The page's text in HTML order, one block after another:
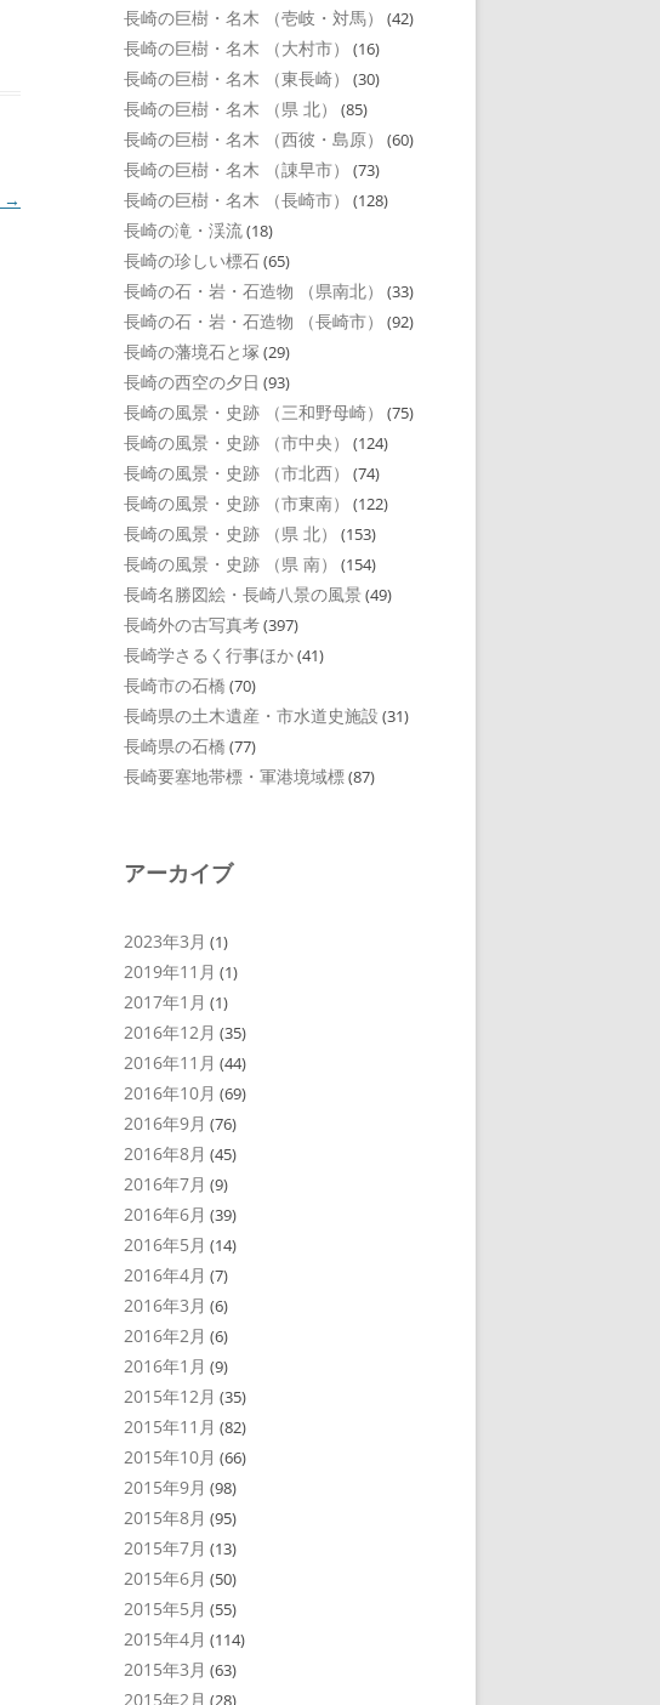
→
長崎の巨樹・名木 （壱岐・対馬） (42)
長崎の巨樹・名木 （大村市） (16)
長崎の巨樹・名木 （東長崎） (30)
長崎の巨樹・名木 （県 北） (85)
長崎の巨樹・名木 （西彼・島原） (60)
長崎の巨樹・名木 （諌早市） (73)
長崎の巨樹・名木 （長崎市） (128)
長崎の滝・渓流(18)
長崎の珍しい標石(65)
長崎の石・岩・石造物 （県南北） (33)
長崎の石・岩・石造物 （長崎市） (92)
長崎の藩境石と塚 (29)
長崎の西空の夕日 (93)
長崎の風景・史跡 （三和野母崎） (75)
長崎の風景・史跡 （市中央） (124)
長崎の風景・史跡 （市北西） (74)
長崎の風景・史跡 （市東南） (122)
長崎の風景・史跡 （県 北） (153)
長崎の風景・史跡 （県 南） (154)
長崎名勝図絵・長崎八景の風景 (49)
長崎外の古写真考(397)
長崎学さるく行事ほか(41)
長崎市の石橋 (70)
長崎県の土木遺産・市水道史施設 (31)
長崎県の石橋 (77)
長崎要塞地帯標・軍港境域標(87)
アーカイブ
2023年3月 (1)
2019年11月 (1)
2017年1月 (1)
2016年12月 (35)
2016年11月 (44)
2016年10月 (69)
2016年9月 (76)
2016年8月 (45)
2016年7月 (9)
2016年6月 (39)
2016年5月 (14)
2016年4月 (7)
2016年3月 (6)
2016年2月 (6)
2016年1月 (9)
2015年12月 (35)
2015年11月 (82)
2015年10月 (66)
2015年9月 (98)
2015年8月 (95)
2015年7月 (13)
2015年6月 (50)
2015年5月 (55)
2015年4月 (114)
2015年3月 (63)
2015年2月 (28)